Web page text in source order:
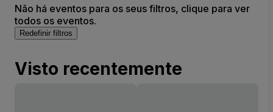
Não há eventos para os seus filtros, clique para ver
todos os eventos.
Redefinir filtros
Visto recentemente